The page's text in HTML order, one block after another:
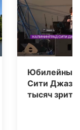
Юбилейный
Сити Джаз»
тысяч